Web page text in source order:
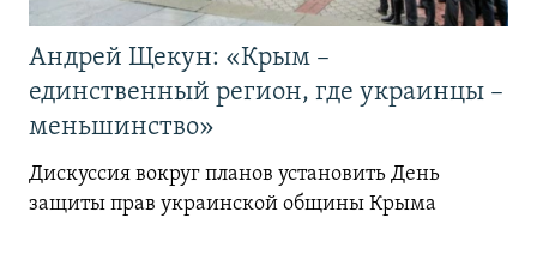
Андрей Щекун: «Крым –
единственный регион, где украинцы –
меньшинство»
Дискуссия вокруг планов установить День
защиты прав украинской общины Крыма